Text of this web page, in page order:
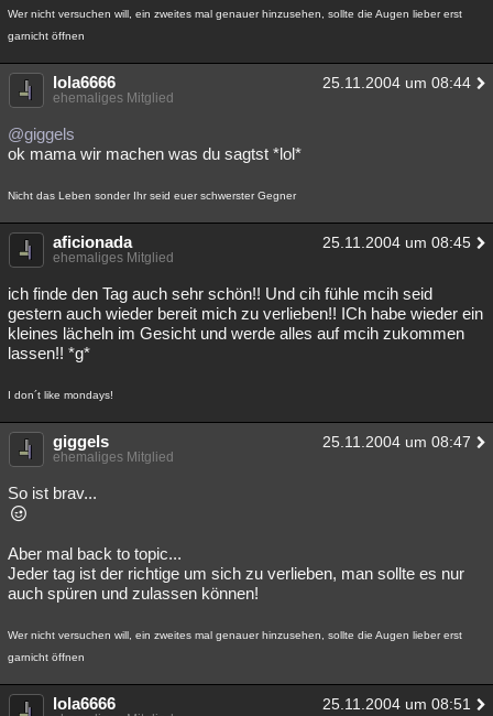
Wer nicht versuchen will, ein zweites mal genauer hinzusehen, sollte die Augen lieber erst
garnicht öffnen
lola6666 25.11.2004 um 08:44
ehemaliges Mitglied
@giggels
ok mama wir machen was du sagtst *lol*
Nicht das Leben sonder Ihr seid euer schwerster Gegner
aficionada 25.11.2004 um 08:45
ehemaliges Mitglied
ich finde den Tag auch sehr schön!! Und cih fühle mcih seid
gestern auch wieder bereit mich zu verlieben!! ICh habe wieder ein
kleines lächeln im Gesicht und werde alles auf mcih zukommen
lassen!! *g*
I don´t like mondays!
giggels 25.11.2004 um 08:47
ehemaliges Mitglied
So ist brav...
Aber mal back to topic...
Jeder tag ist der richtige um sich zu verlieben, man sollte es nur
auch spüren und zulassen können!
Wer nicht versuchen will, ein zweites mal genauer hinzusehen, sollte die Augen lieber erst
garnicht öffnen
lola6666 25.11.2004 um 08:51